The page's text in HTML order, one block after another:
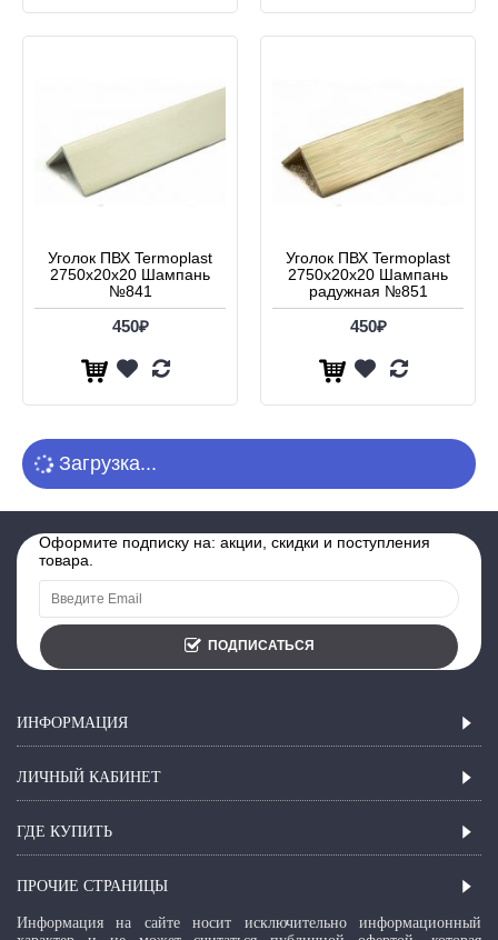
Уголок ПВХ Termoplast
2750х20х20 Шампань
№841
450₽
Уголок ПВХ Termoplast
2750х20х20 Шампань
радужная №851
450₽
Загрузка...
Оформите подписку на: акции, скидки и поступления
товара.
ПОДПИСАТЬСЯ
ИНФОРМАЦИЯ
ЛИЧНЫЙ КАБИНЕТ
ГДЕ КУПИТЬ
ПРОЧИЕ СТРАНИЦЫ
Информация на сайте носит исключительно информационный